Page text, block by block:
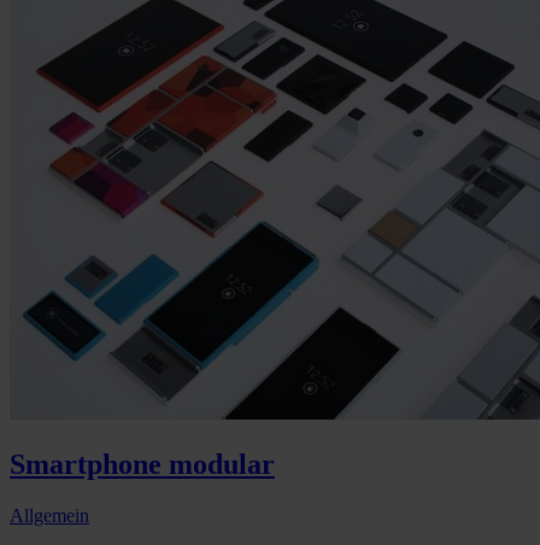
Smartphone modular
Allgemein